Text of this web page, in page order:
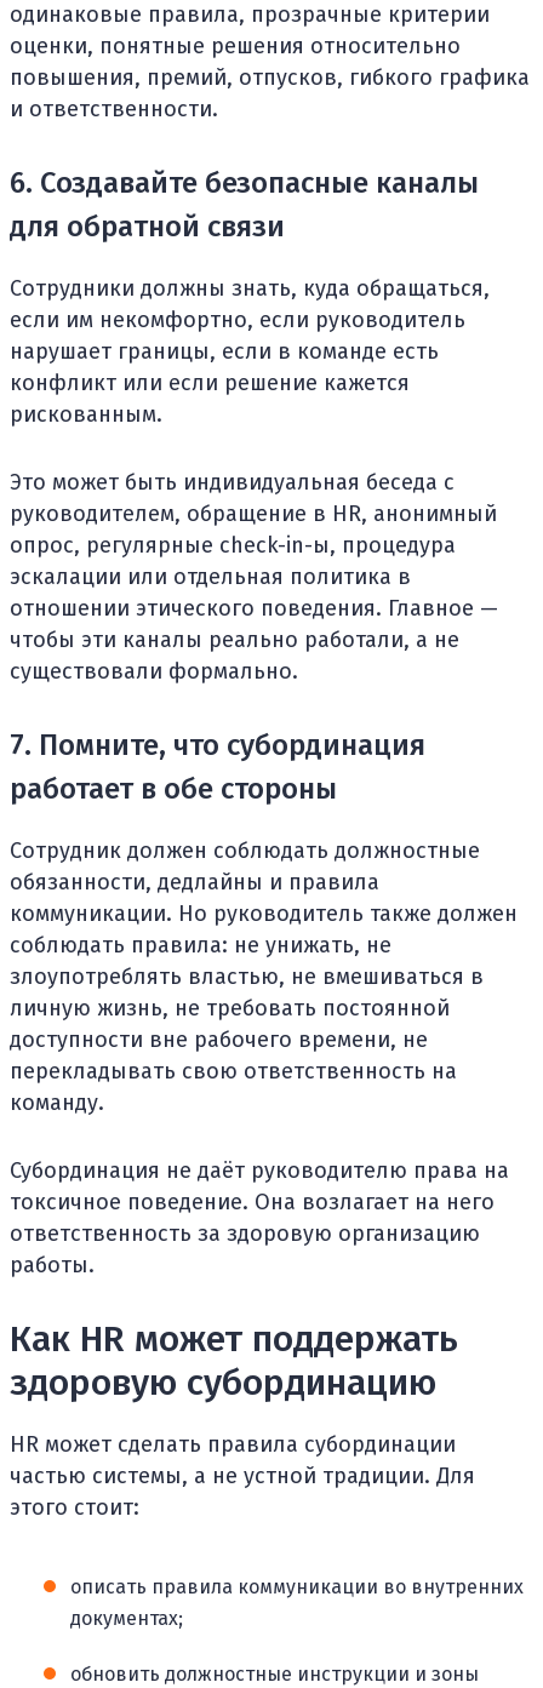
одинаковые правила, прозрачные критерии
оценки, понятные решения относительно
повышения, премий, отпусков, гибкого графика
и ответственности.
6. Создавайте безопасные каналы
для обратной связи
Сотрудники должны знать, куда обращаться,
если им некомфортно, если руководитель
нарушает границы, если в команде есть
конфликт или если решение кажется
рискованным.
Это может быть индивидуальная беседа с
руководителем, обращение в HR, анонимный
опрос, регулярные check-in-ы, процедура
эскалации или отдельная политика в
отношении этического поведения. Главное —
чтобы эти каналы реально работали, а не
существовали формально.
7. Помните, что субординация
работает в обе стороны
Сотрудник должен соблюдать должностные
обязанности, дедлайны и правила
коммуникации. Но руководитель также должен
соблюдать правила: не унижать, не
злоупотреблять властью, не вмешиваться в
личную жизнь, не требовать постоянной
доступности вне рабочего времени, не
перекладывать свою ответственность на
команду.
Субординация не даёт руководителю права на
токсичное поведение. Она возлагает на него
ответственность за здоровую организацию
работы.
Как HR может поддержать
здоровую субординацию
HR может сделать правила субординации
частью системы, а не устной традиции. Для
этого стоит:
описать правила коммуникации во внутренних
документах;
обновить должностные инструкции и зоны